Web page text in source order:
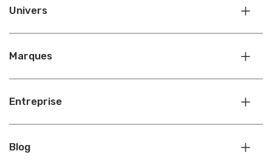
Univers
Marques
Entreprise
Blog